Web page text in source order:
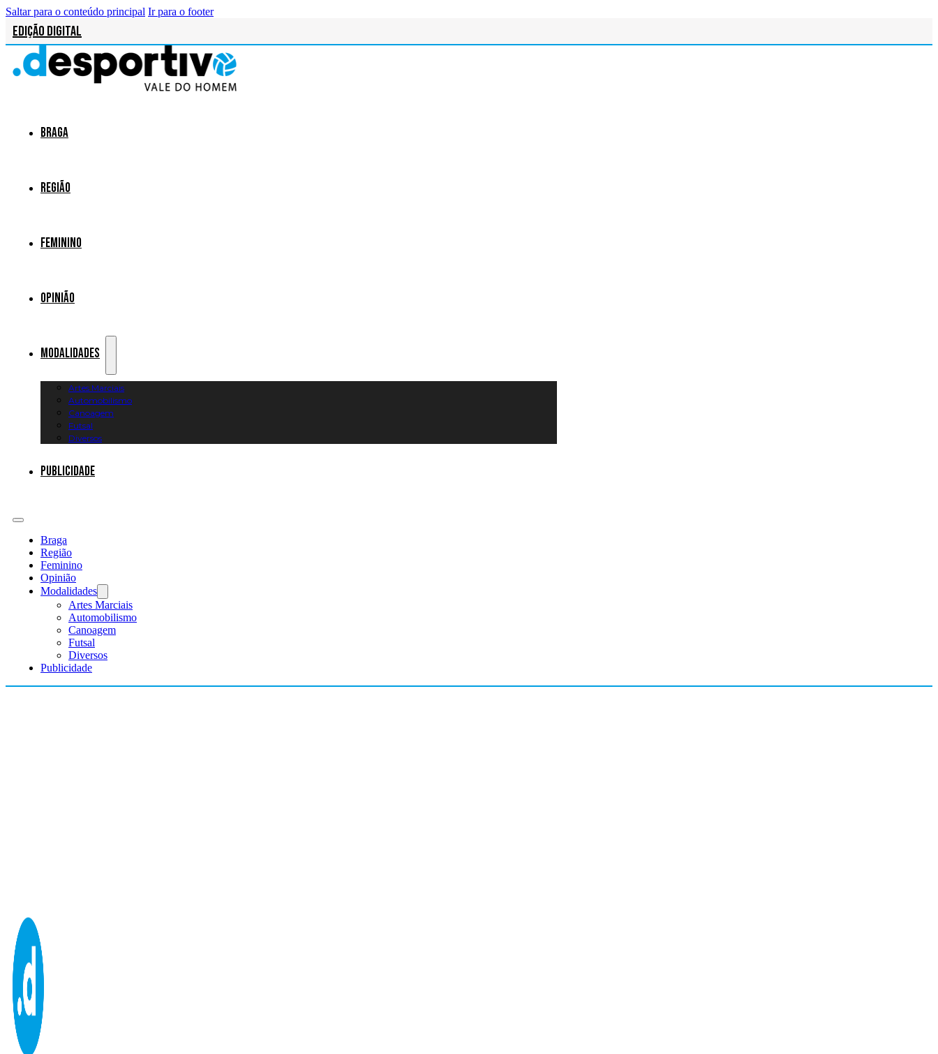
Saltar para o conteúdo principal Ir para o footer
Edição Digital
Braga
Região
Feminino
Opinião
Modalidades
Artes Marciais
Automobilismo
Canoagem
Futsal
Diversos
Publicidade
Braga
Região
Feminino
Opinião
Modalidades
Artes Marciais
Automobilismo
Canoagem
Futsal
Diversos
Publicidade